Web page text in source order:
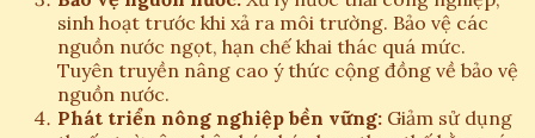
sinh hoạt trước khi xả ra môi trường. Bảo vệ các
nguồn nước ngọt, hạn chế khai thác quá mức.
Tuyên truyền nâng cao ý thức cộng đồng về bảo vệ
nguồn nước.
Phát triển nông nghiệp bền vững: Giảm sử dụng